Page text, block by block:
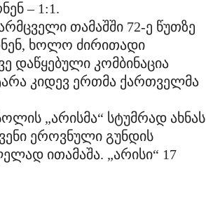
– 1:1.
თამაშში 72-ე წუთზე
ხოლო ძირითადი
დაწყებული კომბინაცია
კიდევ ერთმა ქართველმა
„არისმა“ სტუმრად ახნას
ეროვნული გუნდის
ითამაშა. „არისი“ 17